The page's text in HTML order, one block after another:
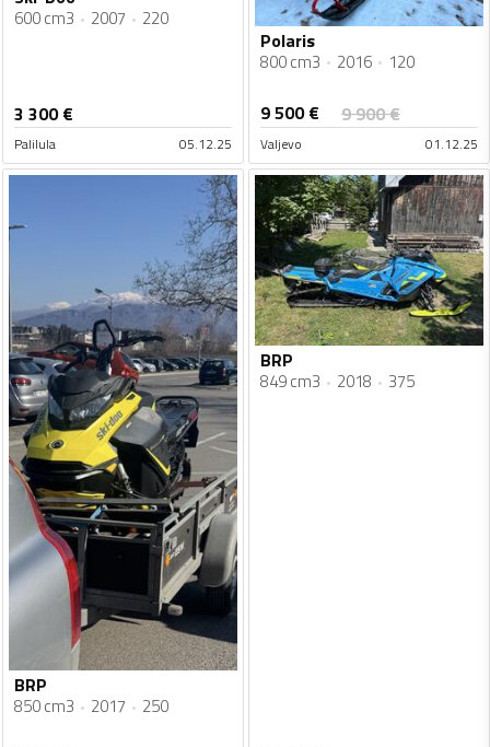
600 cm3 2007 220
3 300€
Palilula 05.12.25
Polaris
800 cm3 2016 120
9 500€ 9 900€
Valjevo 01.12.25
BRP
850 cm3 2017 250
BRP
849 cm3 2018 375